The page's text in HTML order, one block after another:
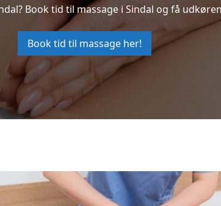
Book tid til massage i Sindal og få
Book tid til massage her!